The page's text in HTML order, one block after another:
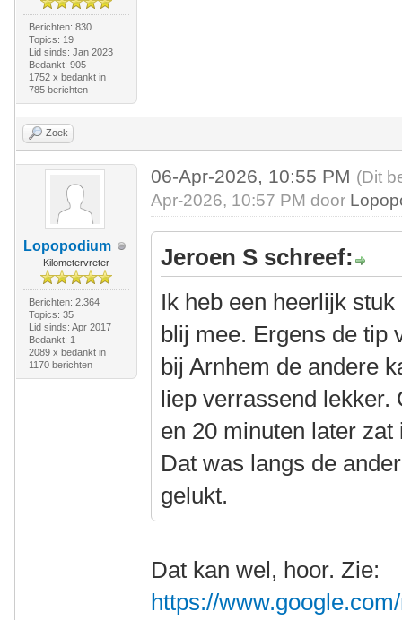
Berichten: 830
Topics: 19
Lid sinds: Jan 2023
Bedankt: 905
1752 x bedankt in
785 berichten
Zoek
Lopopodium
Kilometervreter
Berichten: 2.364
Topics: 35
Lid sinds: Apr 2017
Bedankt: 1
2089 x bedankt in
1170 berichten
06-Apr-2026, 10:55 PM (Dit
Apr-2026, 10:57 PM door
Jeroen S schreef:
Ik heb een heerlijk
blij mee. Ergens de tip
bij Arnhem de andere
liep verrassend lekker.
en 20 minuten later
Dat was langs de
gelukt.
Dat kan wel, hoor. Zie:
https://